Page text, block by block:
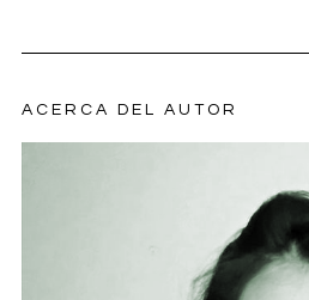
ACERCA DEL AUTOR